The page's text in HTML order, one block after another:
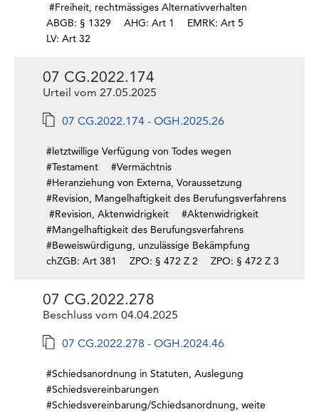
#Freiheit, rechtmässiges Alternativverhalten
ABGB: § 1329
AHG: Art 1
EMRK: Art 5
LV: Art 32
07 CG.2022.174
Urteil vom 27.05.2025
07 CG.2022.174 - OGH.2025.26
#letztwillige Verfügung von Todes wegen
#Testament
#Vermächtnis
#Heranziehung von Externa, Voraussetzung
#Revision, Mangelhaftigkeit des Berufungsverfahrens
#Revision, Aktenwidrigkeit
#Aktenwidrigkeit
#Mangelhaftigkeit des Berufungsverfahrens
#Beweiswürdigung, unzulässige Bekämpfung
chZGB: Art 381
ZPO: § 472 Z 2 ZPO: § 472 Z 3
07 CG.2022.278
Beschluss vom 04.04.2025
07 CG.2022.278 - OGH.2024.46
#Schiedsanordnung in Statuten, Auslegung
#Schiedsvereinbarungen
#Schiedsvereinbarung/Schiedsanordnung, weite